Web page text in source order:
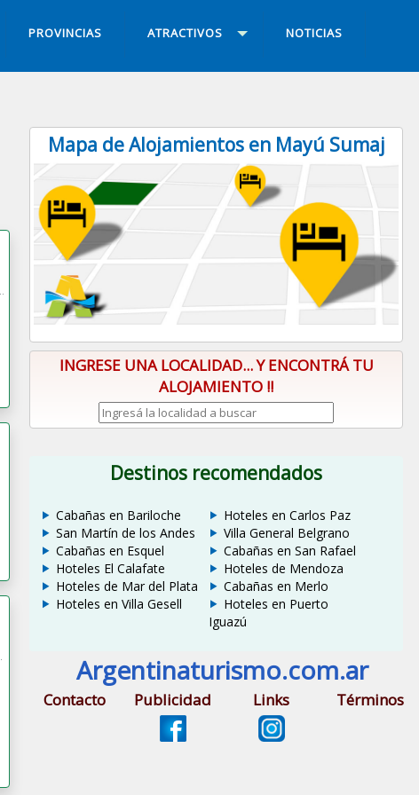
PROVINCIAS ATRACTIVOS NOTICIAS
Mapa de Alojamientos en Mayú Sumaj
INGRESE UNA LOCALIDAD... Y ENCONTRÁ TU
ALOJAMIENTO !!
Destinos recomendados
Cabañas en Bariloche
San Martín de los Andes
Cabañas en Esquel
Hoteles El Calafate
Hoteles de Mar del Plata
Hoteles en Villa Gesell
Hoteles en Carlos Paz
Villa General Belgrano
Cabañas en San Rafael
Hoteles de Mendoza
Cabañas en Merlo
Hoteles en Puerto
Iguazú
Argentinaturismo.com.ar
Contacto Publicidad Links Términos